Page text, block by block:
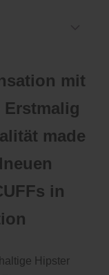
mit
Erstmalig
made
in
Hipster